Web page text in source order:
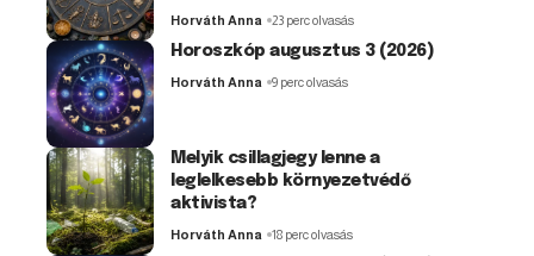
Horváth Anna 23 perc olvasás
Horoszkóp augusztus 3 (2026)
Horváth Anna 9 perc olvasás
Melyik csillagjegy lenne a
leglelkesebb környezetvédő
aktivista?
Horváth Anna 18 perc olvasás